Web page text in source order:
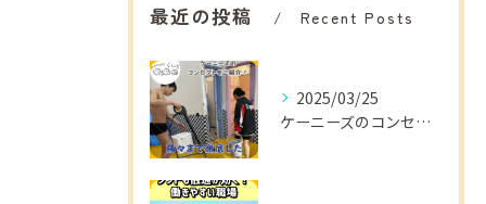
最近の投稿 Recent Posts
2025/03/25
ケーニーズのコンセプトをご紹介！